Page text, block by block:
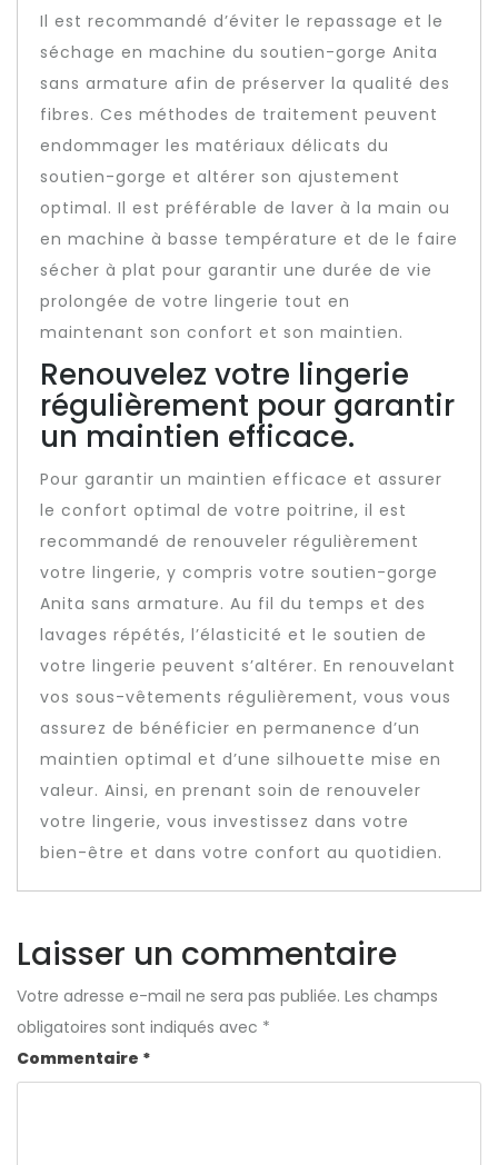
Il est recommandé d’éviter le repassage et le
séchage en machine du soutien-gorge Anita
sans armature afin de préserver la qualité des
fibres. Ces méthodes de traitement peuvent
endommager les matériaux délicats du
soutien-gorge et altérer son ajustement
optimal. Il est préférable de laver à la main ou
en machine à basse température et de le faire
sécher à plat pour garantir une durée de vie
prolongée de votre lingerie tout en
maintenant son confort et son maintien.
Renouvelez votre lingerie
régulièrement pour garantir
un maintien efficace.
Pour garantir un maintien efficace et assurer
le confort optimal de votre poitrine, il est
recommandé de renouveler régulièrement
votre lingerie, y compris votre soutien-gorge
Anita sans armature. Au fil du temps et des
lavages répétés, l’élasticité et le soutien de
votre lingerie peuvent s’altérer. En renouvelant
vos sous-vêtements régulièrement, vous vous
assurez de bénéficier en permanence d’un
maintien optimal et d’une silhouette mise en
valeur. Ainsi, en prenant soin de renouveler
votre lingerie, vous investissez dans votre
bien-être et dans votre confort au quotidien.
Laisser un commentaire
Votre adresse e-mail ne sera pas publiée. Les champs
obligatoires sont indiqués avec *
Commentaire *